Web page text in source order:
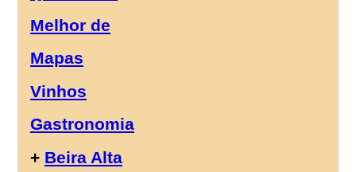
Melhor de
Mapas
Vinhos
Gastronomia
+ Beira Alta